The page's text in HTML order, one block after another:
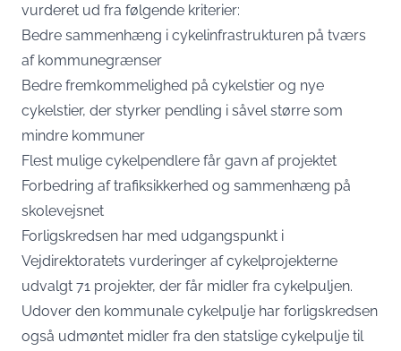
vurderet ud fra følgende kriterier:
Bedre sammenhæng i cykelinfrastrukturen på tværs
af kommunegrænser
Bedre fremkommelighed på cykelstier og nye
cykelstier, der styrker pendling i såvel større som
mindre kommuner
Flest mulige cykelpendlere får gavn af projektet
Forbedring af trafiksikkerhed og sammenhæng på
skolevejsnet
Forligskredsen har med udgangspunkt i
Vejdirektoratets vurderinger af cykelprojekterne
udvalgt 71 projekter, der får midler fra cykelpuljen.
Udover den kommunale cykelpulje har forligskredsen
også udmøntet midler fra den statslige cykelpulje til